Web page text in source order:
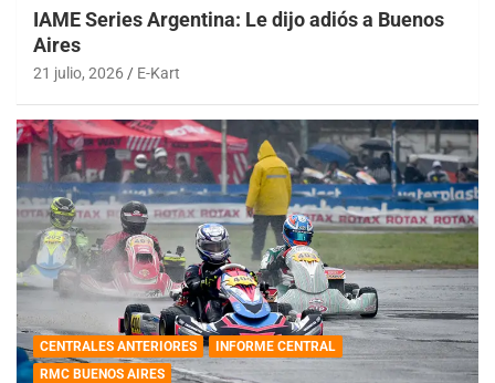
IAME Series Argentina: Le dijo adiós a Buenos
Aires
21 julio, 2026 E-Kart
CENTRALES ANTERIORES
INFORME CENTRAL
RMC BUENOS AIRES